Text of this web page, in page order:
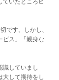
ていたところビ
です。しかし、
ビス」「親身な
識していまし
大して期待をし